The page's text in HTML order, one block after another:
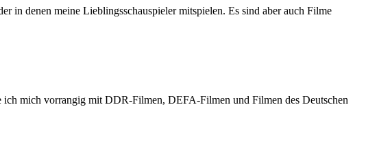
in denen meine Lieblingsschauspieler mitspielen. Es sind aber auch Filme
mich vorrangig mit DDR-Filmen, DEFA-Filmen und Filmen des Deutschen